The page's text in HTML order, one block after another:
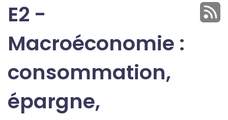
E2 -
Macroéconomie :
consommation,
épargne,